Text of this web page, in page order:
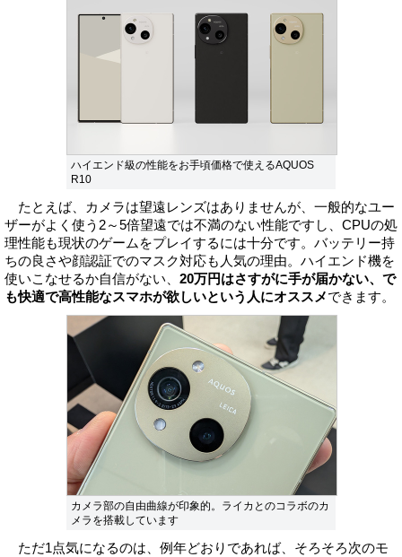
ハイエンド級の性能をお手頃価格で使えるAQUOS
R10
たとえば、カメラは望遠レンズはありませんが、一般的なユー
ザーがよく使う2～5倍望遠では不満のない性能ですし、CPUの処
理性能も現状のゲームをプレイするには十分です。バッテリー持
ちの良さや顔認証でのマスク対応も人気の理由。ハイエンド機を
使いこなせるか自信がない、 20万円はさすがに手が届かない、で
も快適で高性能なスマホが欲しいという人にオススメできます。
カメラ部の自由曲線が印象的。ライカとのコラボのカ
メラを搭載しています
ただ1点気になるのは、例年どおりであれば、そろそろ次のモ